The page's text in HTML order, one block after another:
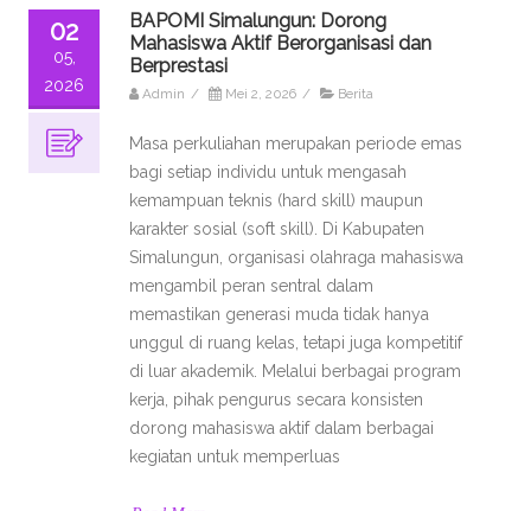
02
05,
2026
BAPOMI Simalungun: Dorong
Mahasiswa Aktif Berorganisasi dan
Berprestasi
Admin / Mei 2, 2026 / Berita
Masa perkuliahan merupakan periode emas
bagi setiap individu untuk mengasah
kemampuan teknis (hard skill) maupun
karakter sosial (soft skill). Di Kabupaten
Simalungun, organisasi olahraga mahasiswa
mengambil peran sentral dalam
memastikan generasi muda tidak hanya
unggul di ruang kelas, tetapi juga kompetitif
di luar akademik. Melalui berbagai program
kerja, pihak pengurus secara konsisten
dorong mahasiswa aktif dalam berbagai
kegiatan untuk memperluas